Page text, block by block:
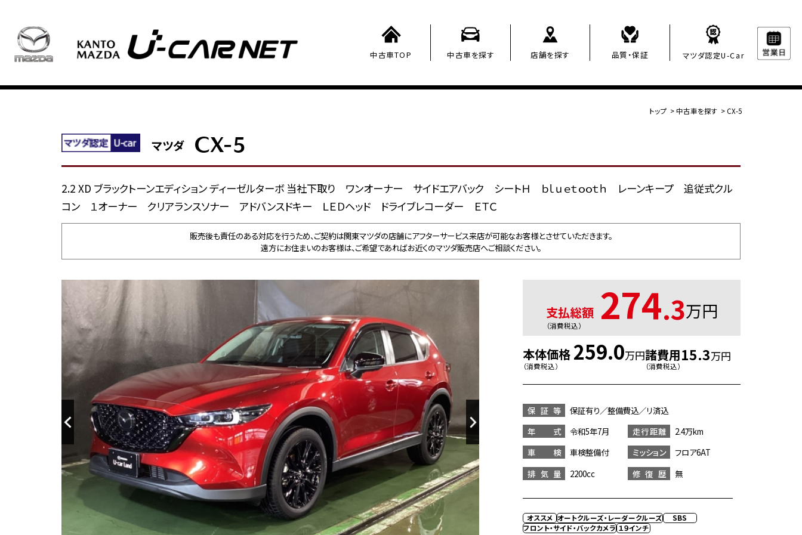
中古車TOP 中古車を探す 店舗を探す 品質・保証 マツダ認定U-Car
トップ > 中古車を探す >CX-5
マツダ CX-5
2.2 XD ブラックトーンエディション ディーゼルターボ 当社下取り ワンオーナー サイドエアバック シートＨ ｂｌｕｅｔｏｏｔｈ レーンキープ 追従式クル
コン １オーナー クリアランスソナー アドバンスドキー ＬＥＤヘッド ドライブレコーダー ＥＴＣ
販売後も責任のある対応を行うため、ご契約は関東マツダの店舗にアフターサービス来店が可能なお客様とさせていただきます。
遠方にお住まいのお客様は、ご希望であればお近くのマツダ販売店へご相談ください。
支払総額
（消費税込） 274.3万円
本体価格
（消費税込）
259.0万円諸費用
（消費税込）
15.3万円
保証等
保証有り／整備費込／リ済込
年 式
令和5年7月 走行距離
2.4万km
車 検
車検整備付 ミッション
フロア6AT
排気量
2200cc 修復歴 無
オススメ オートクルーズ・レーダークルーズ
SBS
フロント・サイド・バックカメラ １９インチ